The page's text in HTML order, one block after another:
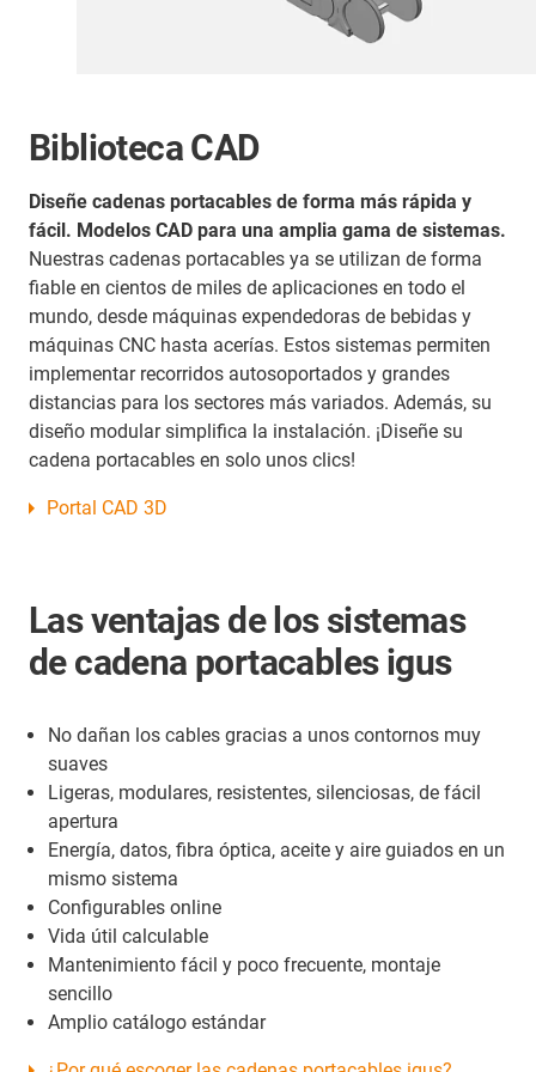
Biblioteca CAD
Diseñe cadenas portacables de forma más rápida y
fácil. Modelos CAD para una amplia gama de sistemas.
Nuestras cadenas portacables ya se utilizan de forma
fiable en cientos de miles de aplicaciones en todo el
mundo, desde máquinas expendedoras de bebidas y
máquinas CNC hasta acerías. Estos sistemas permiten
implementar recorridos autosoportados y grandes
distancias para los sectores más variados. Además, su
diseño modular simplifica la instalación. ¡Diseñe su
cadena portacables en solo unos clics!
Portal CAD 3D
Las ventajas de los sistemas
de cadena portacables igus
No dañan los cables gracias a unos contornos muy
suaves
Ligeras, modulares, resistentes, silenciosas, de fácil
apertura
Energía, datos, fibra óptica, aceite y aire guiados en un
mismo sistema
Configurables online
Vida útil calculable
Mantenimiento fácil y poco frecuente, montaje
sencillo
Amplio catálogo estándar